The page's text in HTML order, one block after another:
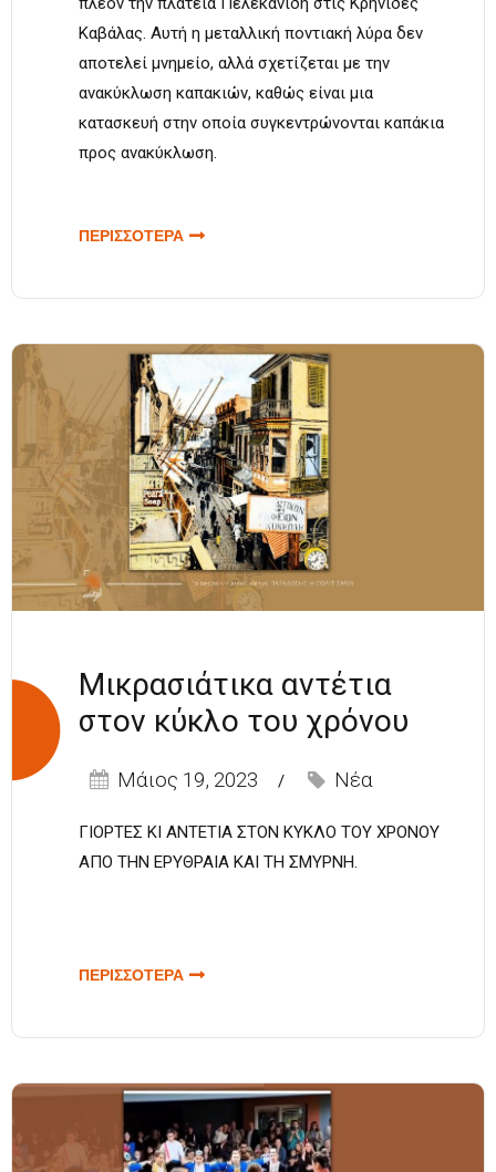
Καβάλας. Αυτή η μεταλλική ποντιακή λύρα δεν
αποτελεί μνημείο, αλλά σχετίζεται με την
ανακύκλωση καπακιών, καθώς είναι μια
κατασκευή στην οποία συγκεντρώνονται καπάκια
προς ανακύκλωση.
ΠΕΡΙΣΣΟΤΕΡΑ ΓΙΑ ΜΙΑ
ΣΤΙΣ ΚΡΗΝΙΔΕΣ
ΚΑΒΑΛΑΣ.
Μικρασιάτικα αντέτια
στον κύκλο του χρόνου
Μάιος 19, 2023 Νέα
ΓΙΟΡΤΕΣ ΚΙ ΑΝΤΕΤΙΑ ΣΤΟΝ ΚΥΚΛΟ ΤΟΥ ΧΡΟΝΟΥ
ΑΠΟ ΤΗΝ ΕΡΥΘΡΑΙΑ ΚΑΙ ΤΗ ΣΜΥΡΝΗ.
ΠΕΡΙΣΣΟΤΕΡΑ ΓΙΑ